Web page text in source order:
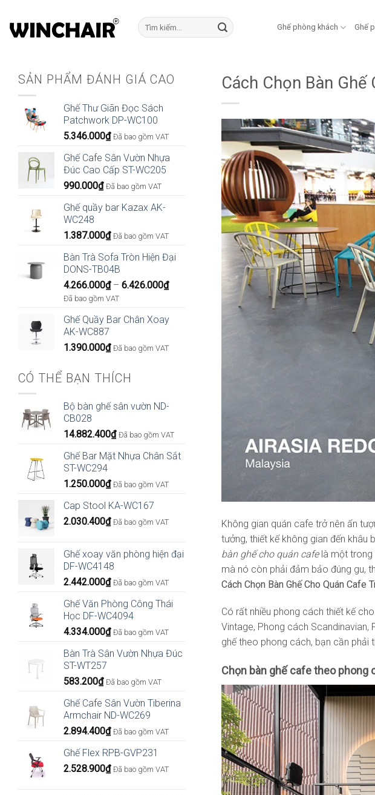
qua
Tìm
kiếm:
Ghế phòng khách Ghế
SẢN PHẨM ĐÁNH GIÁ CAO
Ghế Thư Giãn Đọc Sách
Patchwork DP-WC100
5.346.000₫ Đã bao gồm VAT
Ghế Cafe Sân Vườn Nhựa
Đúc Cao Cấp ST-WC205
990.000₫ Đã bao gồm VAT
Ghế quầy bar Kazax AK-
WC248
1.387.000₫ Đã bao gồm VAT
Bàn Trà Sofa Tròn Hiện Đại
DONS-TB04B
4.266.000₫ – 6.426.000₫Khoảng
4.266.000₫
6.426.000₫
Đã bao gồm VAT
Ghế Quầy Bar Chân Xoay
AK-WC887
1.390.000₫ Đã bao gồm VAT
CÓ THỂ BẠN THÍCH
Bộ bàn ghế sân vườn ND-
CB028
14.882.400₫ Đã bao gồm VAT
Ghế Bar Mặt Nhựa Chân Sắt
ST-WC294
1.250.000₫ Đã bao gồm VAT
Cap Stool KA-WC167
2.030.400₫ Đã bao gồm VAT
Ghế xoay văn phòng hiện đại
DF-WC4148
2.442.000₫ Đã bao gồm VAT
Ghế Văn Phòng Công Thái
Học DF-WC4094
4.334.000₫ Đã bao gồm VAT
Bàn Trà Sân Vườn Nhựa Đúc
ST-WT257
583.200₫ Đã bao gồm VAT
Ghế Cafe Sân Vườn Tiberina
Armchair ND-WC269
2.894.400₫ Đã bao gồm VAT
Ghế Flex RPB-GVP231
2.528.900₫ Đã bao gồm VAT
Cách Chọn Bàn Ghế
Không gian quán cafe trở nên ấn
tưởng, thiết kế không gian đến
bàn ghế cho quán cafe là một trong
mà nó còn phải đảm bảo đúng gu,
Cách Chọn Bàn Ghế Cho Quán Cafe
Có rất nhiều phong cách thiết kế
Vintage, Phong cách
ghế theo phong cách, bạn cần phải
Chọn bàn ghế cafe theo phong